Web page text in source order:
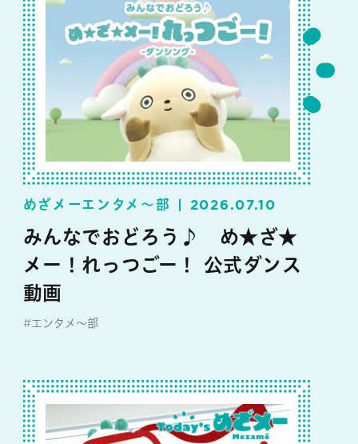
めざメーエンタメ～部 2026.07.10
みんなでおどろう♪ め★ざ★
メー！れっつごー！ 公式ダンス
動画
#エンタメ～部